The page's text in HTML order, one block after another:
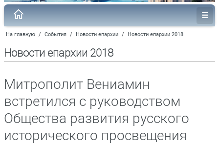
На главную / События / Новости епархии / Новости епархии 2018
Новости епархии 2018
Митрополит Вениамин
встретился с руководством
Общества развития русского
исторического просвещения